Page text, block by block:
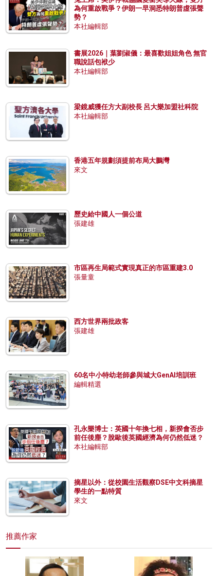
為何重啟戰爭？伊朗一早洞悉特朗普虛張聲
勢？
本社編輯部
書展2026｜葉劉淑儀：最喜歡姐姐角色 無官
職說話包袱少
本社編輯部
梁鏡威獲任方大副校長 呂大樂加盟社科院
本社編輯部
香港五年規劃須提前布局大鵬灣
來文
歷史給中國人一個公道
張建雄
市區再生局範式實現真正的市區重建3.0
張量童
西方世界兩批政客
張建雄
60名中小特幼老師參與城大GenAI培訓班
編輯精選
孔永樂博士：英國十年換七相，新揆會否步
前任後塵？脫歐後英國經濟為何仍然低迷？
本社編輯部
摘星以外：從校園生活觀察DSE中文科摘星
學生的一點特質
來文
推薦作家